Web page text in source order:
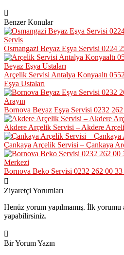
Benzer Konular
Osmangazi Beyaz Eşya Servisi 0224
Arçelik Servisi Antalya Konyaaltı
Eşya Ustaları
Bornova Beyaz Eşya Servisi 0232
Akdere Arçelik Servisi – Akdere
Çankaya Arçelik Servisi – Çankaya
Bornova Beko Servisi 0232 262 00
Ziyaretçi Yorumları
Henüz yorum yapılmamış. İlk yorumu
yapabilirsiniz.
Bir Yorum Yazın